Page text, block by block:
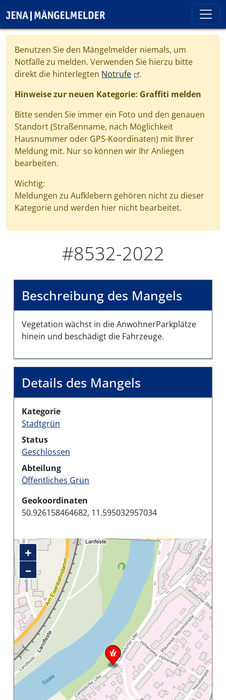
Benutzen Sie den Mängelmelder niemals, um
Notfälle zu melden. Verwenden Sie hierzu bitte
direkt die hinterlegten Notrufe(link is external)
.
Hinweise zur neuen Kategorie: Graffiti melden
Bitte senden Sie immer ein Foto und den genauen
Standort (Straßenname, nach Möglichkeit
Hausnummer oder GPS-Koordinaten) mit Ihrer
Meldung mit. Nur so können wir Ihr Anliegen
bearbeiten.
Wichtig:
Meldungen zu Aufklebern gehören nicht zu dieser
Kategorie und werden hier nicht bearbeitet.
#8532-2022
Beschreibung des Mangels
Vegetation wächst in die AnwohnerParkplätze
hinein und beschädigt die Fahrzeuge.
Details des Mangels
Kategorie
Stadtgrün
Status
Geschlossen
Abteilung
Öffentliches Grün
Geokoordinaten
50.926158464682, 11.595032957034
+
–